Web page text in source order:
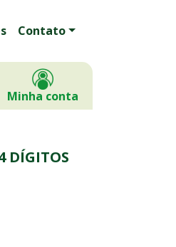
Contato
Minha conta
DÍGITOS